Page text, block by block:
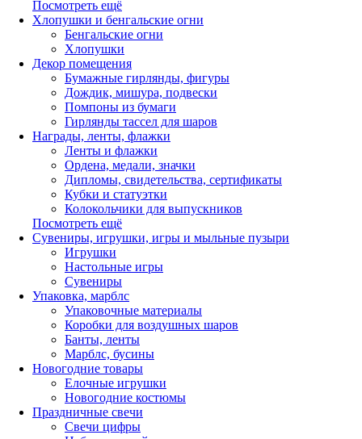
Посмотреть ещё
Хлопушки и бенгальские огни
Бенгальские огни
Хлопушки
Декор помещения
Бумажные гирлянды, фигуры
Дождик, мишура, подвески
Помпоны из бумаги
Гирлянды тассел для шаров
Награды, ленты, флажки
Ленты и флажки
Ордена, медали, значки
Дипломы, свидетельства, сертификаты
Кубки и статуэтки
Колокольчики для выпускников
Посмотреть ещё
Сувениры, игрушки, игры и мыльные пузыри
Игрушки
Настольные игры
Сувениры
Упаковка, марблс
Упаковочные материалы
Коробки для воздушных шаров
Банты, ленты
Марблс, бусины
Новогодние товары
Елочные игрушки
Новогодние костюмы
Праздничные свечи
Свечи цифры